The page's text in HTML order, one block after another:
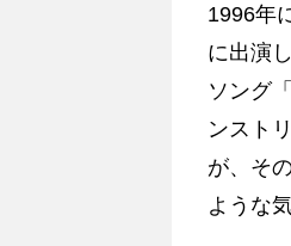
1996年
に出演
ソング
ンスト
が、そ
ような